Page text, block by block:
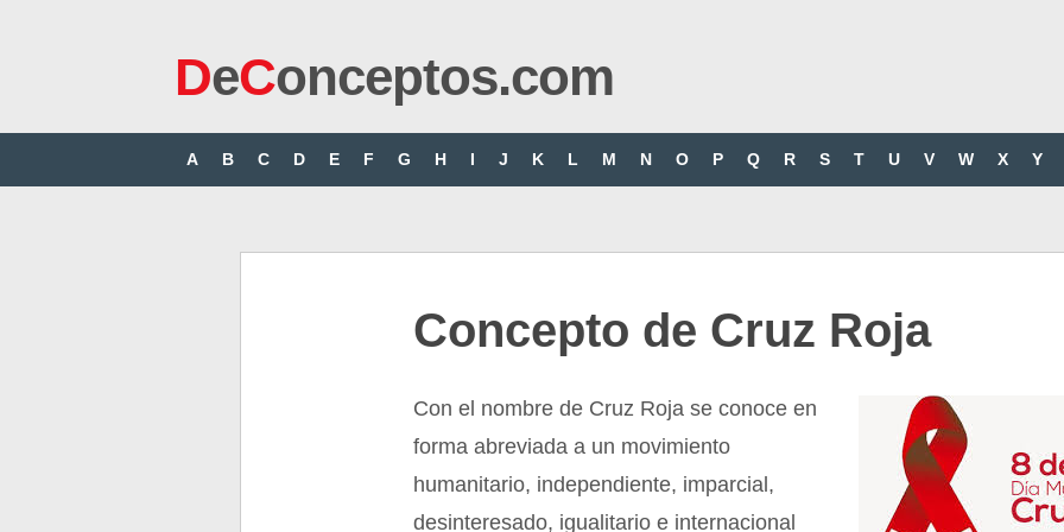
DeConceptos.com
A B C D E F G H I J K L M N O P Q R S T U V W X Y
Concepto de Cruz Roja
Con el nombre de Cruz Roja se conoce en
forma abreviada a un movimiento
humanitario, independiente, imparcial,
desinteresado, igualitario e internacional